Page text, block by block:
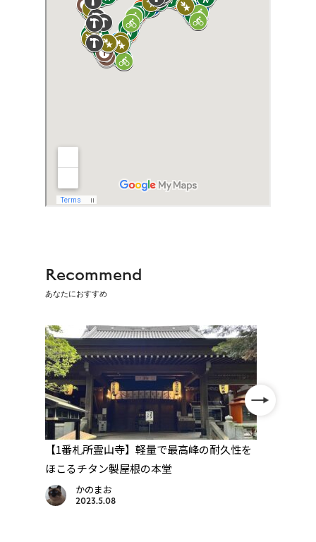
Recommend
あなたにおすすめ
【1番札所霊山寺】軽量で最高峰の耐久性を
ほこるチタン製屋根の本堂
かのまお
2023.5.08